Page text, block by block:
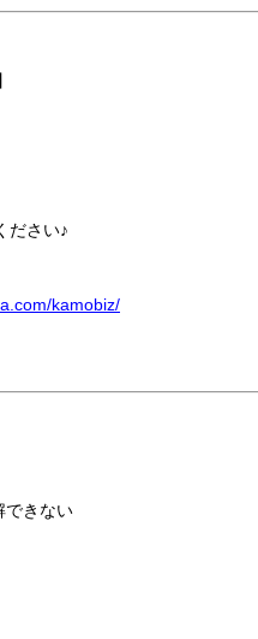
ださい♪
kamobiz/
できない